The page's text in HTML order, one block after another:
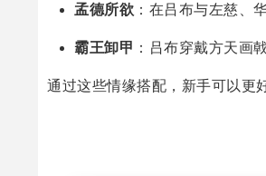
孟德所欲 ：在吕布与左慈、
霸王卸甲 ：吕布穿戴方天画
通过这些情缘搭配，新手可以更